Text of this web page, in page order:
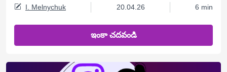
I. Melnychuk 20.04.26 6 min
ఇంకా చదవండి